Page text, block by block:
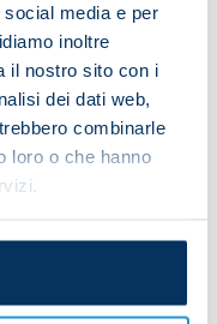
media e per
inoltre
il nostro sito con i
dei dati web,
combinarle
loro o che hanno